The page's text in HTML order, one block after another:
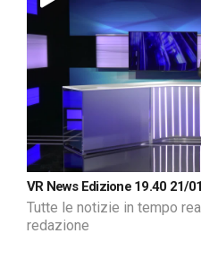
VR News Edizione 19.40 21/
Tutte le notizie in tempo
redazione